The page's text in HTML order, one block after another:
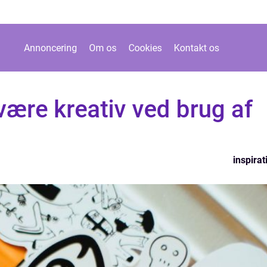
Annoncering Om os Cookies Kontakt os
kreativ ved brug af